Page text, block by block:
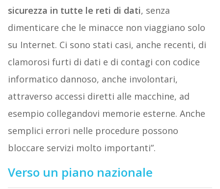
sicurezza in tutte le reti di dati, senza
dimenticare che le minacce non viaggiano solo
su Internet. Ci sono stati casi, anche recenti, di
clamorosi furti di dati e di contagi con codice
informatico dannoso, anche involontari,
attraverso accessi diretti alle macchine, ad
esempio collegandovi memorie esterne. Anche
semplici errori nelle procedure possono
bloccare servizi molto importanti”.
Verso un piano nazionale